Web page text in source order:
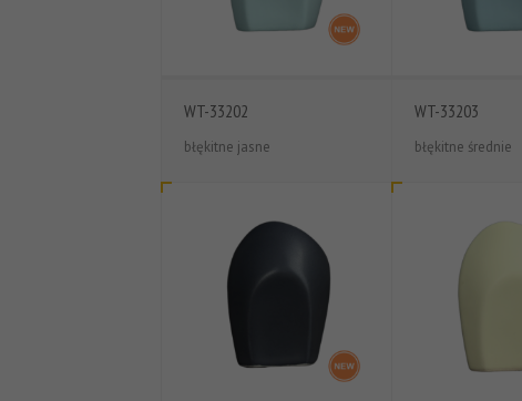
WT-33202
błękitne jasne
WT-33203
błękitne średnie